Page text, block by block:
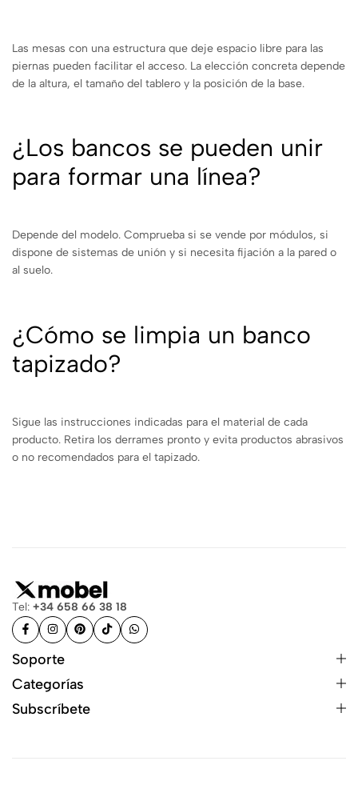
Las mesas con una estructura que deje espacio libre para las
piernas pueden facilitar el acceso. La elección concreta depende
de la altura, el tamaño del tablero y la posición de la base.
¿Los bancos se pueden unir
para formar una línea?
Depende del modelo. Comprueba si se vende por módulos, si
dispone de sistemas de unión y si necesita fijación a la pared o
al suelo.
¿Cómo se limpia un banco
tapizado?
Sigue las instrucciones indicadas para el material de cada
producto. Retira los derrames pronto y evita productos abrasivos
o no recomendados para el tapizado.
Tel: +34 658 66 38 18
Soporte
Categorías
Subscríbete